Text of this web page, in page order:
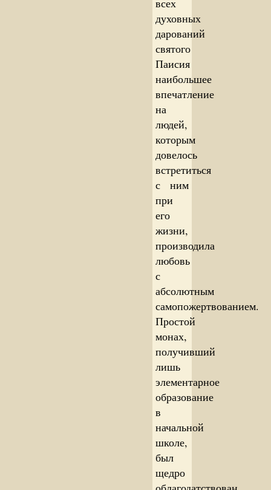
духовных
дарований
святого
Паисия
наибольшее
впечатление
на
людей,
которым
довелось
встретиться
с ним
при
его
жизни,
производила
любовь
с
абсолютным
самопожертвованием.
Простой
монах,
получивший
лишь
элементарное
образование
в
начальной
школе,
был
щедро